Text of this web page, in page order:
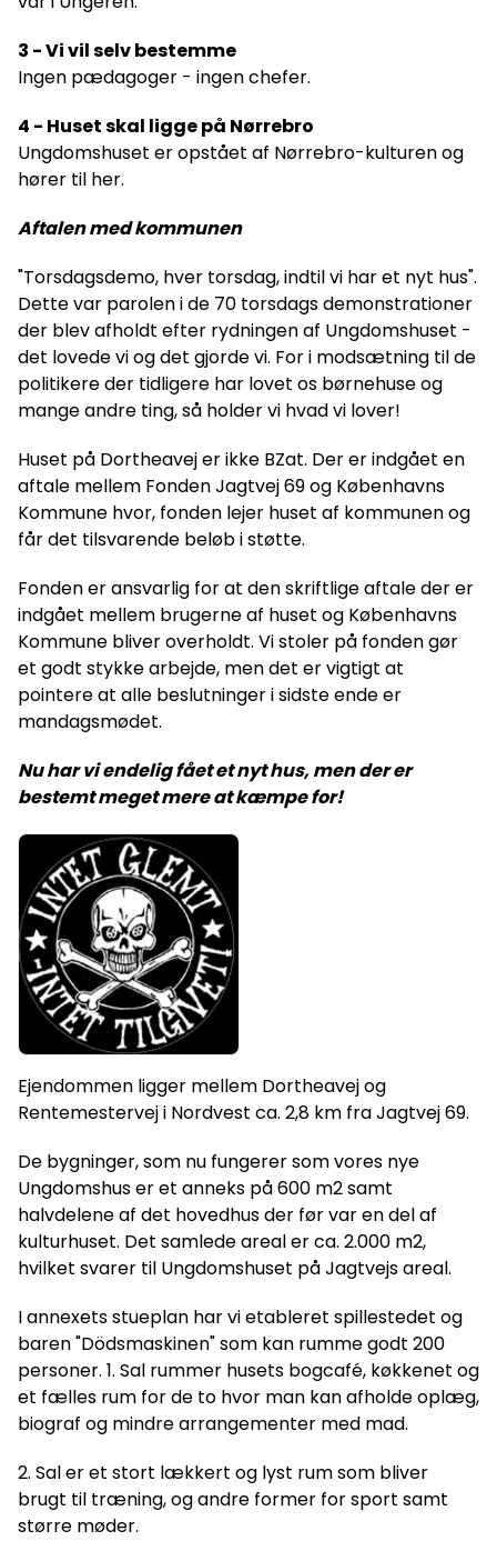
3 - Vi vil selv bestemme
Ingen pædagoger - ingen chefer.
4 - Huset skal ligge på Nørrebro
Ungdomshuset er opstået af Nørrebro-kulturen og
hører til her.
Aftalen med kommunen
"Torsdagsdemo, hver torsdag, indtil vi har et nyt hus".
Dette var parolen i de 70 torsdags demonstrationer
der blev afholdt efter rydningen af Ungdomshuset -
det lovede vi og det gjorde vi. For i modsætning til de
politikere der tidligere har lovet os børnehuse og
mange andre ting, så holder vi hvad vi lover!
Huset på Dortheavej er ikke BZat. Der er indgået en
aftale mellem Fonden Jagtvej 69 og Københavns
Kommune hvor, fonden lejer huset af kommunen og
får det tilsvarende beløb i støtte.
Fonden er ansvarlig for at den skriftlige aftale der er
indgået mellem brugerne af huset og Københavns
Kommune bliver overholdt. Vi stoler på fonden gør
et godt stykke arbejde, men det er vigtigt at
pointere at alle beslutninger i sidste ende er
mandagsmødet.
Nu har vi endelig fået et nyt hus, men der er
bestemt meget mere at kæmpe for!
Ejendommen ligger mellem Dortheavej og
Rentemestervej i Nordvest ca. 2,8 km fra Jagtvej 69.
De bygninger, som nu fungerer som vores nye
Ungdomshus er et anneks på 600 m2 samt
halvdelene af det hovedhus der før var en del af
kulturhuset. Det samlede areal er ca. 2.000 m2,
hvilket svarer til Ungdomshuset på Jagtvejs areal.
I annexets stueplan har vi etableret spillestedet og
baren "Dödsmaskinen" som kan rumme godt 200
personer. 1. Sal rummer husets bogcafé, køkkenet og
et fælles rum for de to hvor man kan afholde oplæg,
biograf og mindre arrangementer med mad.
2. Sal er et stort lækkert og lyst rum som bliver
brugt til træning, og andre former for sport samt
større møder.